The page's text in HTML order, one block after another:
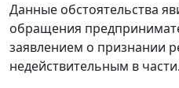
Данные обстоятельства
обращения
заявлением о признании
недействительным в части.